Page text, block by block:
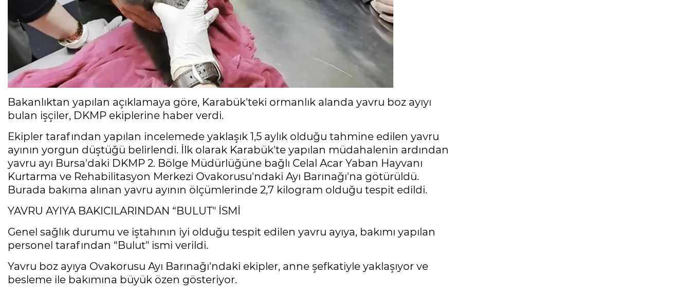
Bakanlıktan yapılan açıklamaya göre, Karabük'teki ormanlık alanda yavru boz ayıyı
bulan işçiler, DKMP ekiplerine haber verdi.
Ekipler tarafından yapılan incelemede yaklaşık 1,5 aylık olduğu tahmine edilen yavru
ayının yorgun düştüğü belirlendi. İlk olarak Karabük'te yapılan müdahalenin ardından
yavru ayı Bursa'daki DKMP 2. Bölge Müdürlüğüne bağlı Celal Acar Yaban Hayvanı
Kurtarma ve Rehabilitasyon Merkezi Ovakorusu'ndaki Ayı Barınağı'na götürüldü.
Burada bakıma alınan yavru ayının ölçümlerinde 2,7 kilogram olduğu tespit edildi.
YAVRU AYIYA BAKICILARINDAN “BULUT" İSMİ
Genel sağlık durumu ve iştahının iyi olduğu tespit edilen yavru ayıya, bakımı yapılan
personel tarafından “Bulut" ismi verildi.
Yavru boz ayıya Ovakorusu Ayı Barınağı'ndaki ekipler, anne şefkatiyle yaklaşıyor ve
besleme ile bakımına büyük özen gösteriyor.